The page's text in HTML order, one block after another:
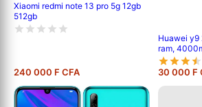
Xiaomi redmi note 13 pro 5g 12gb
512gb
240 000 F CFA
Huawei y9
ram,
30 000 F